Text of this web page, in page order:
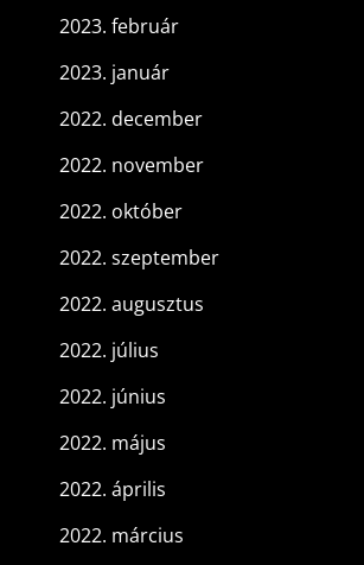
2023. február
2023. január
2022. december
2022. november
2022. október
2022. szeptember
2022. augusztus
2022. július
2022. június
2022. május
2022. április
2022. március